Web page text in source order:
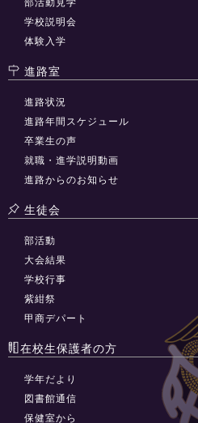
学校説明会
体験入学
進路室
進路状況
進路年間スケジュール
卒業生の声
就職・進学説明動画
進路からのお知らせ
生徒会
部活動
大会結果
学校行事
紫紺祭
甲商デパート
在校生保護者の方
学年だより
図書館通信
保健室から